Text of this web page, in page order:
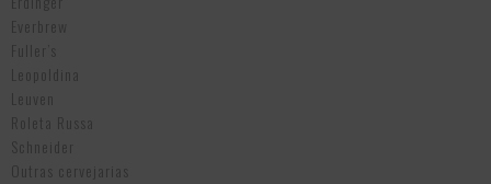
Everbrew
Fuller’s
Leopoldina
Leuven
Roleta Russa
Schneider
Outras cervejarias